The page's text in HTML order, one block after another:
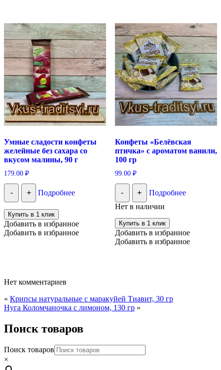
Умные сладости конфеты
желейные без сахара со
вкусом малины, 90 г
179.00 ₽
- + Подробнее
Купить в 1 клик
Добавить в избранное
Добавить в избранное
Конфеты «Белёвская
птичка» с ароматом ванили,
100 гр
99.00 ₽
- +
Подробнее
Нет в наличии
Купить в 1 клик
Добавить в избранное
Добавить в избранное
Нет комментариев
« Крипсы натуральные с маракуйей Тиавит, 30 гр
Нуга Коломчаночка с лимоном, 130 гр »
Поиск товаров
Поиск товаров
×